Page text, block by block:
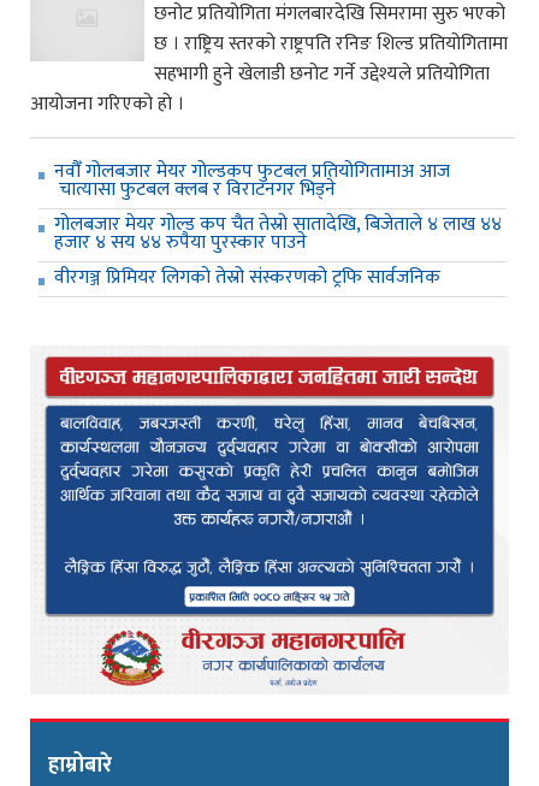
छनोट प्रतियोगिता मंगलबारदेखि सिमरामा सुरु भएको
छ । राष्ट्रिय स्तरको राष्ट्रपति रनिङ शिल्ड प्रतियोगितामा
सहभागी हुने खेलाडी छनोट गर्ने उद्देश्यले प्रतियोगिता
आयोजना गरिएको हो ।
नवौँ गोलबजार मेयर गोल्डकप फुटबल प्रतियोगितामाअ आज
चात्यासा फुटबल क्लब र विराटनगर भिड्ने
गोलबजार मेयर गोल्ड कप चैत तेस्रो सातादेखि, बिजेताले ४ लाख ४४
हजार ४ सय ४४ रुपैया पुरस्कार पाउने
वीरगञ्ज प्रिमियर लिगको तेस्रो संस्करणको ट्रफि सार्वजनिक
हाम्रोबारे